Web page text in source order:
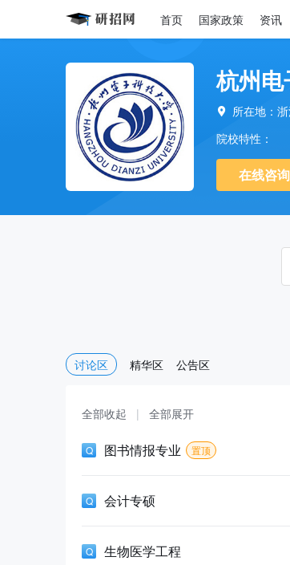
首页 国家政策 资讯
杭州
 所在地：
院校特性：
在线咨询
讨论区 精华区 公告区
全部收起 | 全部展开
图书情报专业 置顶
会计专硕
生物医学工程